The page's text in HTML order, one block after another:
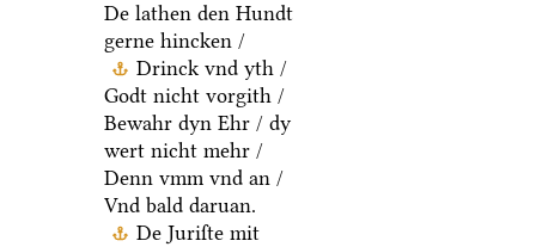
De lathen den Hundt
gerne hincken /
Drinck vnd yth /
Godt nicht vorgith /
Bewahr dyn Ehr / dy
wert nicht mehr /
Denn vmm vnd an /
Vnd bald daruan.
De Juriſte mit